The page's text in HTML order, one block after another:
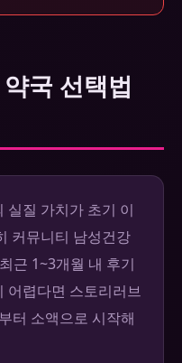
국 선택법
실질 가치가 초기 이
커뮤니티 남성건강
근 1~3개월 내 후기
어렵다면 스토리러브
터 소액으로 시작해